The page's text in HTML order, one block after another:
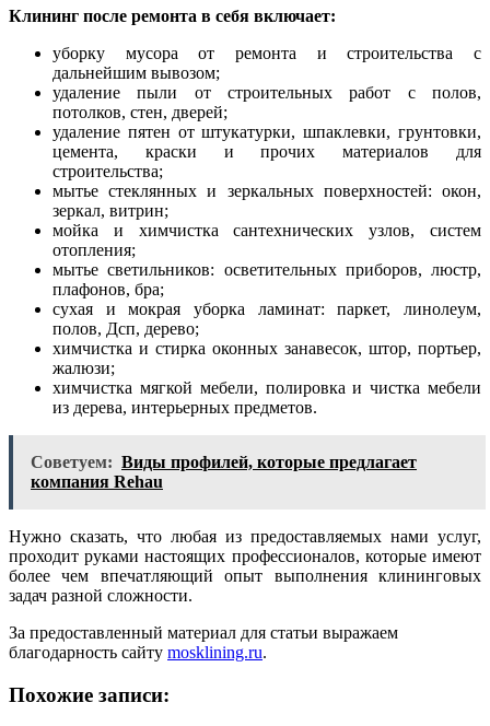
Клининг после ремонта в себя включает:
уборку мусора от ремонта и строительства с
дальнейшим вывозом;
удаление пыли от строительных работ с полов,
потолков, стен, дверей;
удаление пятен от штукатурки, шпаклевки, грунтовки,
цемента, краски и прочих материалов для
строительства;
мытье стеклянных и зеркальных поверхностей: окон,
зеркал, витрин;
мойка и химчистка сантехнических узлов, систем
отопления;
мытье светильников: осветительных приборов, люстр,
плафонов, бра;
сухая и мокрая уборка ламинат: паркет, линолеум,
полов, Дсп, дерево;
химчистка и стирка оконных занавесок, штор, портьер,
жалюзи;
химчистка мягкой мебели, полировка и чистка мебели
из дерева, интерьерных предметов.
Советуем: Виды профилей, которые предлагает
компания Rehau
Нужно сказать, что любая из предоставляемых нами услуг,
проходит руками настоящих профессионалов, которые имеют
более чем впечатляющий опыт выполнения клининговых
задач разной сложности.
За предоставленный материал для статьи выражаем
благодарность сайту mosklining.ru.
Похожие записи: